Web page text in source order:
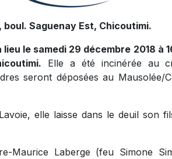
boul. Saguenay Est, Chicoutimi.
le samedi 29 décembre 2018 à
Elle a été incinérée au
seront déposées au Mausolée/
elle laisse dans le deuil son
Maurice Laberge (feu Simone